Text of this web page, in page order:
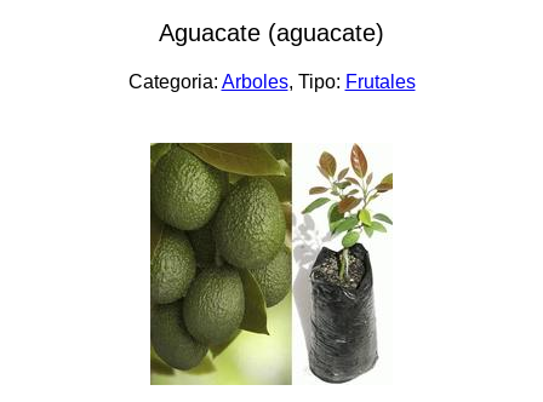
Aguacate (aguacate)
Categoria: Arboles, Tipo: Frutales